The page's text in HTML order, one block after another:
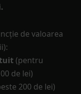
de valoarea
(pentru
de lei)
200 de lei)